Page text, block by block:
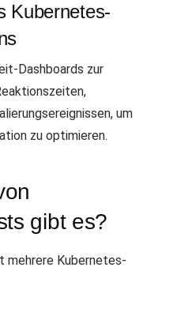
Kubernetes-
Dashboards zur
um
zu optimieren.
gibt es?
mehrere Kubernetes-